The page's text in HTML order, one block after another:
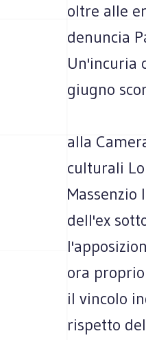
oltre alle
denuncia
Un'incuria
giugno
alla
culturali
dell'ex
ora
il vincolo
rispetto